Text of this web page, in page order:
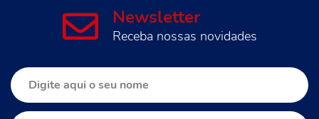
Newsletter
Receba nossas novidades